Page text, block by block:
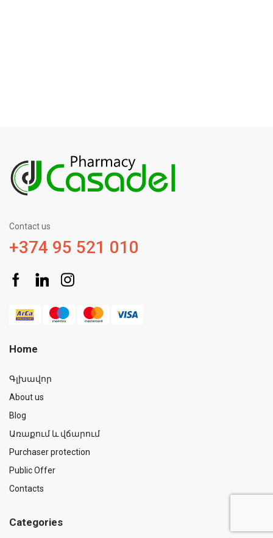
Contact us
+374 95 521 010
Home
Գլխավոր
About us
Blog
Առաքում և վճարում
Purchaser protection
Public Offer
Contacts
Categories